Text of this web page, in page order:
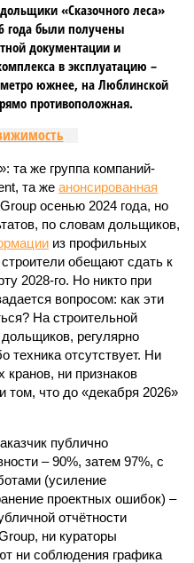
«Сказочного леса»
года были получены
документации и
в эксплуатацию –
южнее, на Люблинской
противоположная.
же группа компаний-
та же анонсированная
осенью 2024 года, но
по словам дольщиков,
из профильных
обещают сдать к
2028-го. Но никто при
вопросом: как эти
На строительной
регулярно
техника отсутствует. Ни
ни признаков
том, что до «декабря 2026»
публично
– 90%, затем 97%, с
(усиление
проектных ошибок) –
отчётности
ни кураторы
ни соблюдения графика